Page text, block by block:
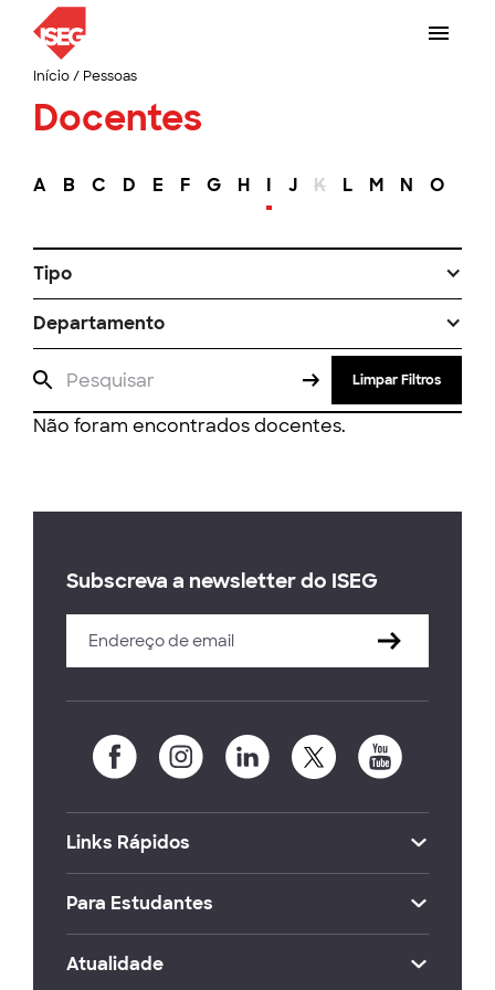
Início/ Pessoas
Docentes
A B C D E F G H I J K L M N O
Tipo
Departamento
Limpar Filtros
Não foram encontrados docentes.
Subscreva a newsletter do ISEG
Links Rápidos
Para Estudantes
Atualidade